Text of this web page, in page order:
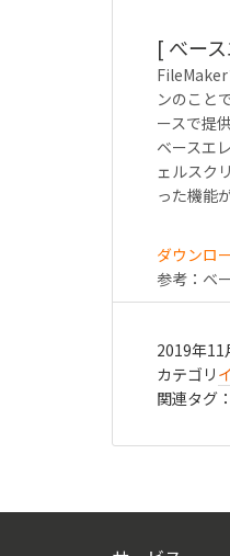
[ べー
FileMaker
ンのこと
ースで提
ベースエ
ェルスク
った機能
ダウンロ
参考：ベ
2019年11
カテゴリ
関連タグ：